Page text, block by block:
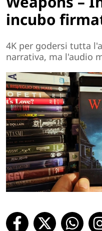
incubo
4K per godersi tutta
narrativa, ma l'audio